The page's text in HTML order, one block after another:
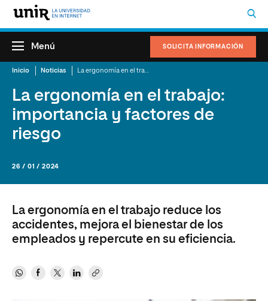
SOLICITA INFORMACIÓN
Menú
Inicio Noticias
La ergonomía en el trabajo:
importancia y factores de
riesgo
26 / 01 / 2024
La ergonomía en el trabajo reduce los
accidentes, mejora el bienestar de los
empleados y repercute en su eficiencia.